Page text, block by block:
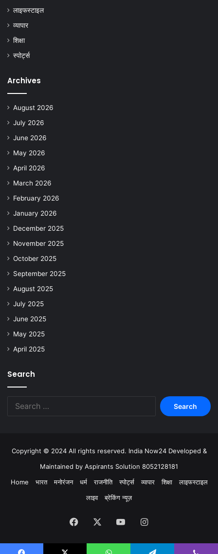
लाइफस्टाइल
व्यापार
शिक्षा
स्पोर्ट्स
Archives
August 2026
July 2026
June 2026
May 2026
April 2026
March 2026
February 2026
January 2026
December 2025
November 2025
October 2025
September 2025
August 2025
July 2025
June 2025
May 2025
April 2025
Search
Copyright © 2024 All rights reserved. India Now24 Developed &
Maintained by Aspirants Solution 8052128181
Home
भारत मनोरंजन धर्म राजनीति स्पोर्ट्स व्यापार शिक्षा
लाइफस्टाइल
लाइव
ब्रेकिंग न्यूज़